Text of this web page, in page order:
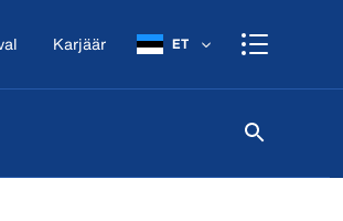
Karjäär ET